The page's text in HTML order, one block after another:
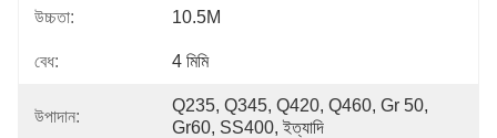
উচ্চতা: 10.5M
বেধ: 4 মিমি
উপাদান:
Q235, Q345, Q420, Q460, Gr 50,
Gr60, SS400, ইত্যাদি